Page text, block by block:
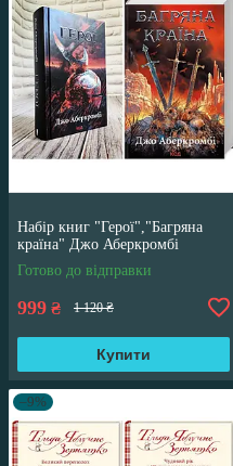
Набір книг "Герої","Багряна
країна" Джо Аберкромбі
Готово до відправки
999 ₴ 1 120 ₴
Купити
–9%